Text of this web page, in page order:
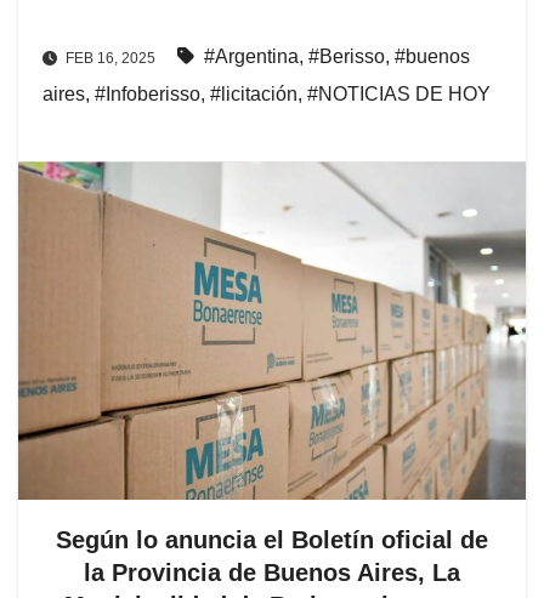
FEB 16, 2025 #Argentina, #Berisso, #buenos
aires, #Infoberisso, #licitación, #NOTICIAS DE HOY
Según lo anuncia el Boletín oficial de
la Provincia de Buenos Aires, La